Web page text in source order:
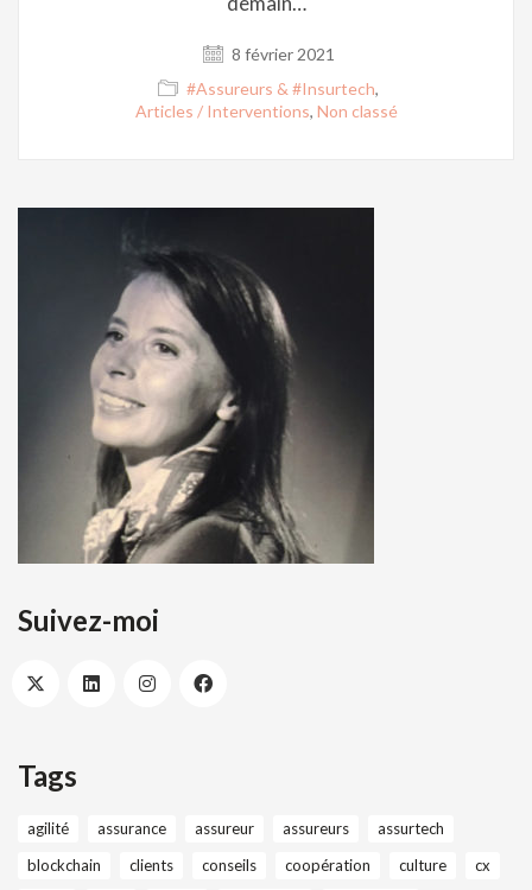
8 février 2021
#Assureurs & #Insurtech,
Articles / Interventions, Non classé
Suivez-moi
Tags
agilité assurance assureur assureurs
assurtech
blockchain
clients conseils coopération culture
cx